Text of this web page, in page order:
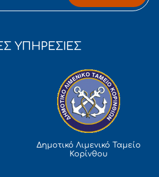
ΥΠΗΡΕΣΙΕΣ
Δημοτικό Λιμενικό Ταμείο
Κορίνθου